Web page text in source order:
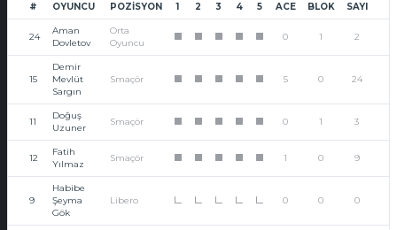
# OYUNCU POZISYON 1 2 3 4 5 ACE BLOK SAYI
24
Aman
Dovletov
Orta
Oyuncu
0 1 2
15
Demir
Mevlüt
Sargın
Smaçör 5 0 24
11
Doğuş
Uzuner
Smaçör 0 1 3
12
Fatih
Yılmaz
Smaçör 1 0 9
9
Habibe
Şeyma
Gök
Libero L L L L L 0 0 0